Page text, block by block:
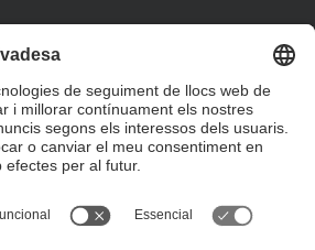
Socials